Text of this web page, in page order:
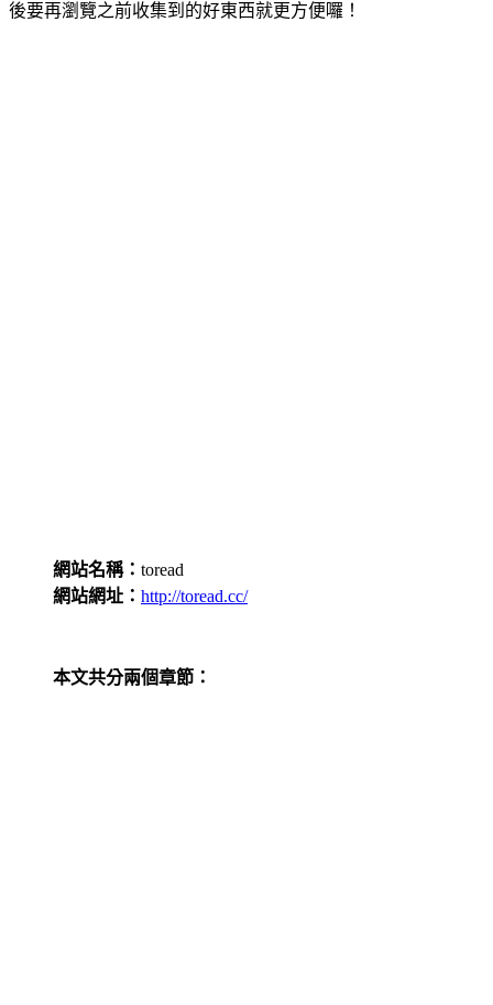
後要再瀏覽之前收集到的好東西就更方便囉！
網站名稱： toread
網站網址： http://toread.cc/
本文共分兩個章節：